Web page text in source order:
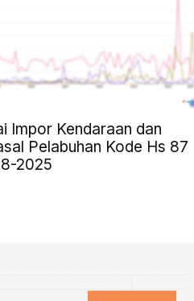
Impor Kendaraan dan
Pelabuhan Kode Hs 87
2025